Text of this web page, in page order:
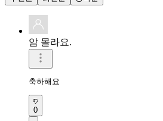
암 몰라요.
축하해요
0